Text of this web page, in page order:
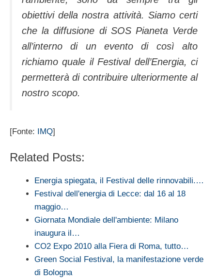
obiettivi della nostra attività. Siamo certi
che la diffusione di SOS Pianeta Verde
all’interno di un evento di così alto
richiamo quale il Festival dell’Energia, ci
permetterà di contribuire ulteriormente al
nostro scopo.
[Fonte: IMQ]
Related Posts:
Energia spiegata, il Festival delle rinnovabili.…
Festival dell'energia di Lecce: dal 16 al 18
maggio…
Giornata Mondiale dell'ambiente: Milano
inaugura il…
CO2 Expo 2010 alla Fiera di Roma, tutto…
Green Social Festival, la manifestazione verde
di Bologna